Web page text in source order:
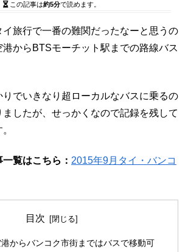
この記事は約5分で読めます。
旅行で一番の難関だったなーと思うの
からBTSモーチット駅までの路線バス
りでいきなり超ローカルなバスに乗るの
したが、せっかくなので記録を残して
覧はこちら： 2015年9月タイ・バンコ
目次
港からバンコク市街まではバスで移動可